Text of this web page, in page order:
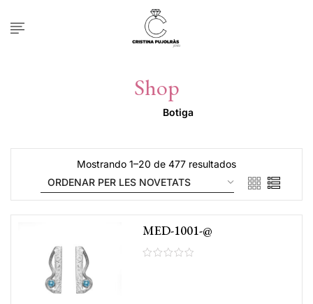
Shop
Botiga
Mostrando 1–20 de 477 resultados
MED-1001-@